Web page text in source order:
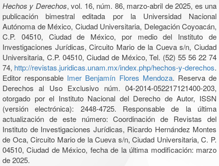
Hechos y Derechos, vol. 16, núm. 86, marzo-abril de 2025, es una
publicación bimestral editada por la Universidad Nacional
Autónoma de México, Ciudad Universitaria, Delegación Coyoacán,
C.P. 04510, Ciudad de México, por medio del Instituto de
Investigaciones Jurídicas, Circuito Mario de la Cueva s/n, Ciudad
Universitaria, C.P. 04510, Ciudad de México, Tel. (52) 55 56 22 74
74, http://revistas.juridicas.unam.mx/index.php/hechos-y-derechos.
Editor responsable Imer Benjamín Flores Mendoza. Reserva de
Derechos al Uso Exclusivo núm. 04-2014-052217121400-203,
otorgado por el Instituto Nacional del Derecho de Autor, ISSN
(versión electrónica): 2448-4725. Responsable de la última
actualización de este número: Coordinación de Revistas del
Instituto de Investigaciones Jurídicas, Ricardo Hernández Montes
de Oca, Circuito Mario de la Cueva s/n, Ciudad Universitaria, C. P.
04510, Ciudad de México, fecha de la última modificación: marzo
de 2025.